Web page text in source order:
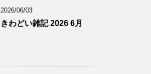
2026/06/03
きわどい雑記 2026 6月